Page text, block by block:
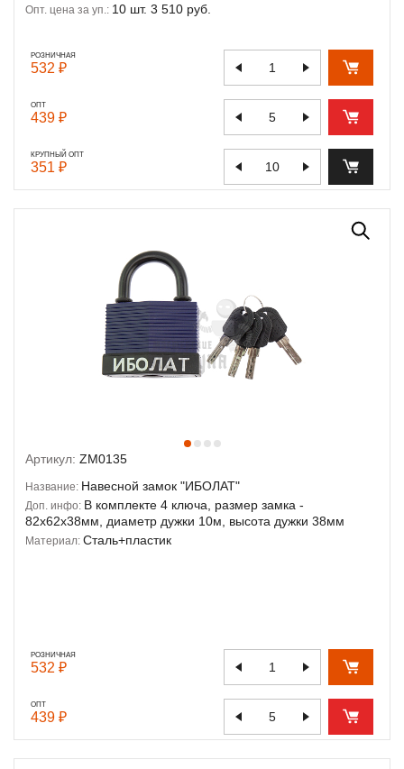
Опт. цена за уп.: 10 шт. 3 510 руб.
РОЗНИЧНАЯ
532 ₽
ОПТ
439 ₽
КРУПНЫЙ ОПТ
351 ₽
Артикул: ZM0135
Название: Навесной замок "ИБОЛАТ"
Доп. инфо: В комплекте 4 ключа, размер замка -
82х62х38мм, диаметр дужки 10м, высота дужки 38мм
Материал: Сталь+пластик
РОЗНИЧНАЯ
532 ₽
ОПТ
439 ₽